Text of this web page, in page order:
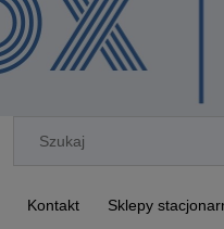
Kontakt Sklepy